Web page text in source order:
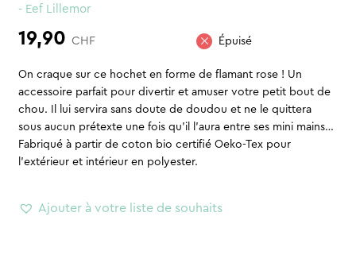
- Eef Lillemor
19,90 CHF Épuisé
On craque sur ce hochet en forme de flamant rose ! Un
accessoire parfait pour divertir et amuser votre petit bout de
chou. Il lui servira sans doute de doudou et ne le quittera
sous aucun prétexte une fois qu’il l’aura entre ses mini mains…
Fabriqué à partir de coton bio certifié Oeko-Tex pour
l’extérieur et intérieur en polyester.
Ajouter à votre liste de souhaits